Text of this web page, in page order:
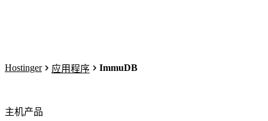
Hostinger 应用程序 ImmuDB
主机产品